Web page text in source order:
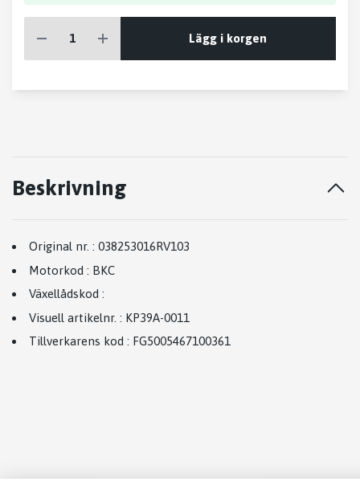
Lägg i korgen
Beskrivning
Original nr. : 038253016RV103
Motorkod : BKC
Växellådskod :
Visuell artikelnr. : KP39A-0011
Tillverkarens kod : FG5005467100361